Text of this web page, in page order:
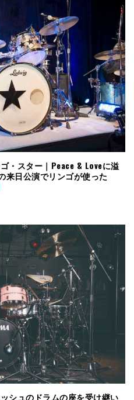
・スター｜Peace & Loveに溢
来日公演でリンゴが使った
シュのドラムの座を受け継い